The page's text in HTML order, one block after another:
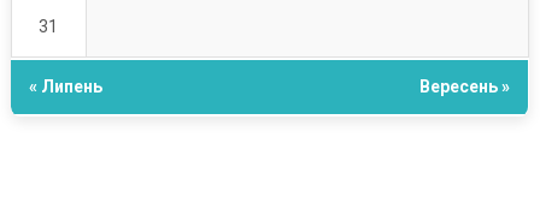
31
« Липень Вересень »